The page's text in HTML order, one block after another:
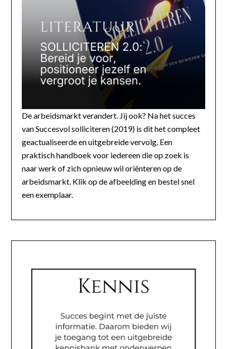
De arbeidsmarkt verandert. Jij ook? Na het succes
van Succesvol solliciteren (2019) is dit het compleet
geactualiseerde en uitgebreide vervolg. Een
praktisch handboek voor iedereen die op zoek is
naar werk of zich opnieuw wil oriënteren op de
arbeidsmarkt. Klik op de afbeelding en bestel snel
een exemplaar.